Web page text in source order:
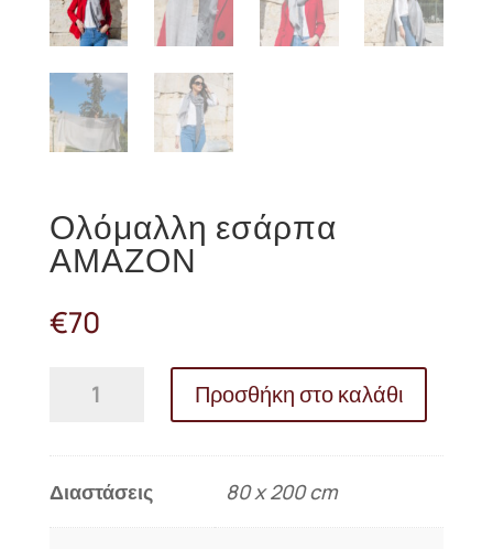
Ολόμαλλη εσάρπα
ΑΜΑΖΟΝ
€70
εσάρπα
ποσότητα
Προσθήκη στο καλάθι
Διαστάσεις 80 x 200 cm